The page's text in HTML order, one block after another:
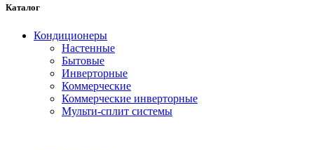
Каталог
Кондиционеры
Настенные
Бытовые
Инверторные
Коммерческие
Коммерческие инверторные
Мульти-сплит системы